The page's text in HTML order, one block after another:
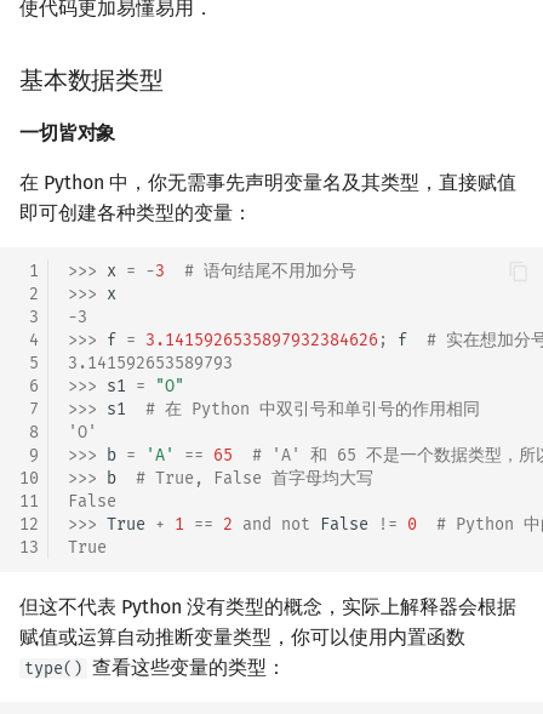
使代码更加易懂易用．
基本数据类型
一切皆对象
在 Python 中，你无需事先声明变量名及其类型，直接赋值
即可创建各种类型的变量：
1
2
3
4
5
6
7
8
9
10
11
12
13
>>> x = -3
# 语句结尾不用加分号
>>> x
-3
>>> f = 3.1415926535897932384626 ; f
# 实在想加分
3.141592653589793
>>> s1 =
"O"
>>> s1
# 在 Python 中双引号和单引号的作用相同
'O'
>>> b = 'A' == 65
# 'A' 和 65 不是一个数据类型，所
>>> b
# True, False 首字母均大写
False
>>> True + 1 == 2 and not False != 0
# Python 中
True
但这不代表 Python 没有类型的概念，实际上解释器会根据
赋值或运算自动推断变量类型，你可以使用内置函数
type() 查看这些变量的类型：